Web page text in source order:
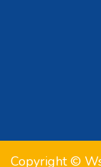
Copyright ©